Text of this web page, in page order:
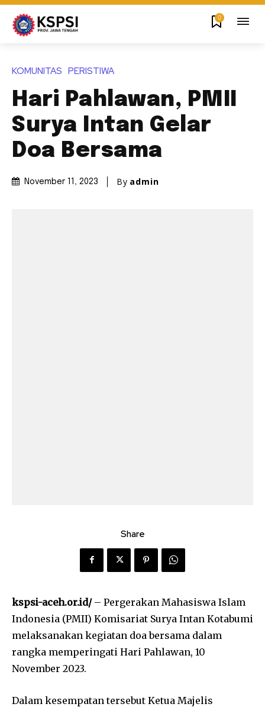
0
KOMUNITAS PERISTIWA
Hari Pahlawan, PMII
Surya Intan Gelar
Doa Bersama
November 11, 2023 By admin
Share
kspsi-aceh.or.id/– Pergerakan Mahasiswa Islam
Indonesia (PMII) Komisariat Surya Intan Kotabumi
melaksanakan kegiatan doa bersama dalam
rangka memperingati Hari Pahlawan, 10
November 2023.
Dalam kesempatan tersebut Ketua Majelis